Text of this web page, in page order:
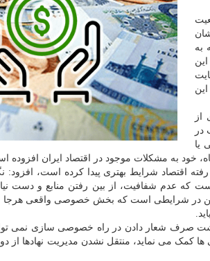
به
از
در
یا
به مشکلات موجود در اقتصاد ایران افزوده
رفته اقتصاد شرایط بهتری پیدا کرده است، افزود:
که عدم شفافیت، از بین رفتن منابع و دست
در شرایطی است که بخش خصوصی واقعی هرجا
صرف شعار دادن در راه خصوصی سازی نمی
کمک می نماید، منتقل نشدن مدیریت نهادها